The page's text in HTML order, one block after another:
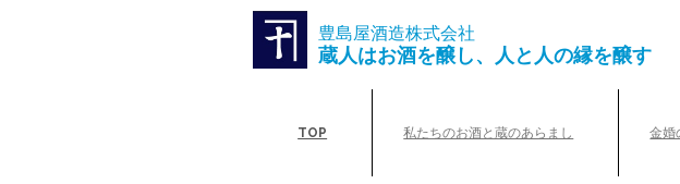
豊島屋酒造株式会社
蔵人はお酒を醸し、人と人の縁を醸す
TOP 私たちのお酒と蔵のあらまし 金婚